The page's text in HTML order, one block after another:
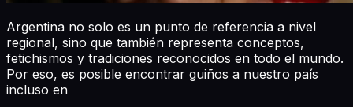
Argentina no solo es un punto de referencia a nivel
regional, sino que también representa conceptos,
fetichismos y tradiciones reconocidos en todo el mundo.
Por eso, es posible encontrar guiños a nuestro país
incluso en